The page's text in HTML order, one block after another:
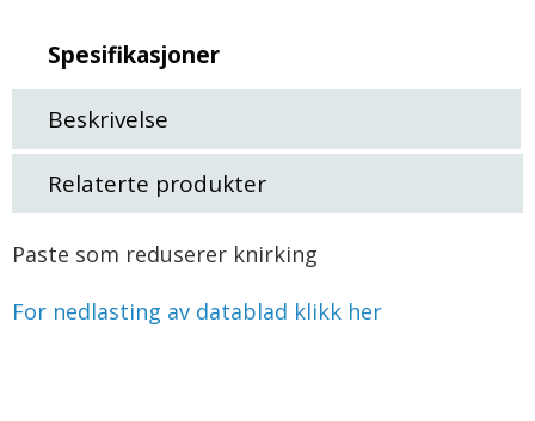
Spesifikasjoner
Beskrivelse
Relaterte produkter
Paste som reduserer knirking
For nedlasting av datablad klikk her